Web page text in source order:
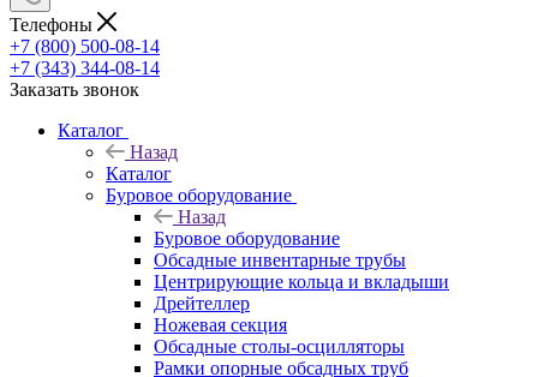
Телефоны
+7 (800) 500-08-14
+7 (343) 344-08-14
Заказать звонок
Каталог
Назад
Каталог
Буровое оборудование
Назад
Буровое оборудование
Обсадные инвентарные трубы
Центрирующие кольца и вкладыши
Дрейтеллер
Ножевая секция
Обсадные столы-осцилляторы
Рамки опорные обсадных труб